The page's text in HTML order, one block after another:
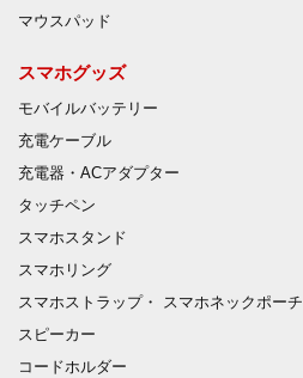
マウスパッド
スマホグッズ
モバイルバッテリー
充電ケーブル
充電器・ACアダプター
タッチペン
スマホスタンド
スマホリング
スマホストラップ・ スマホネックポーチ
スピーカー
コードホルダー